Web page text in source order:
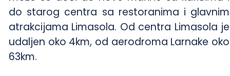
do starog centra sa restoranima i glavnim
atrakcijama Limasola. Od centra Limasola je
udaljen oko 4km, od aerodroma Larnake oko
63km.